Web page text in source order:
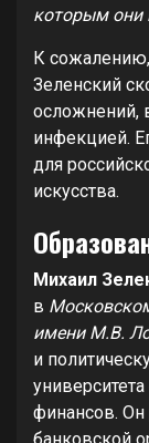
которым они
К
Зеленский
осложнений,
инфекцией.
для
искусства.
Михаил
в
имени М.В.
и
финансов. Он